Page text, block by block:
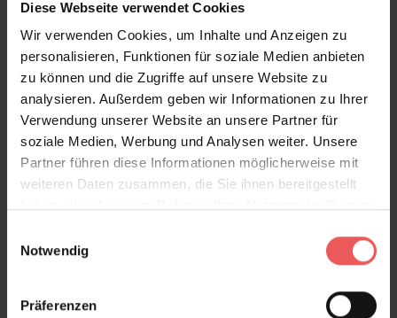
Diese Webseite verwendet Cookies
Wir verwenden Cookies, um Inhalte und Anzeigen zu
personalisieren, Funktionen für soziale Medien anbieten
zu können und die Zugriffe auf unsere Website zu
analysieren. Außerdem geben wir Informationen zu Ihrer
Verwendung unserer Website an unsere Partner für
soziale Medien, Werbung und Analysen weiter. Unsere
Partner führen diese Informationen möglicherweise mit
weiteren Daten zusammen, die Sie ihnen bereitgestellt
Notwendig
Präferenzen
Mildred, Amparo
143,00 €